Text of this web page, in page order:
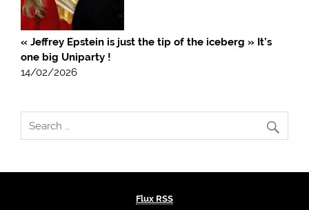
« Jeffrey Epstein is just the tip of the iceberg » It’s
one big Uniparty !
14/02/2026
Flux RSS